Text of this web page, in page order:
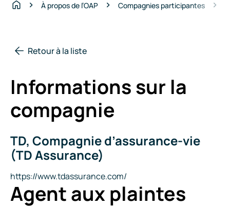
À propos de l’OAP Compagnies participantes
Retour à la liste
Informations sur la
compagnie
Nom
de
la
compagnie
TD, Compagnie d’assurance-vie
(TD Assurance)
Site
Internet
https://www.tdassurance.com/
Agent aux plaintes